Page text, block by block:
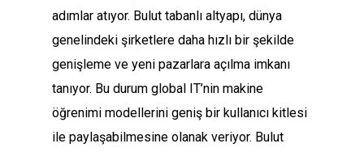
adımlar atıyor. Bulut tabanlı altyapı, dünya
genelindeki şirketlere daha hızlı bir şekilde
genişleme ve yeni pazarlara açılma imkanı
tanıyor. Bu durum global IT’nin makine
öğrenimi modellerini geniş bir kullanıcı kitlesi
ile paylaşabilmesine olanak veriyor. Bulut